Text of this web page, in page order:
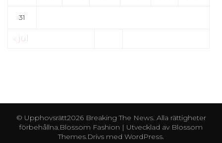
31
« jul
© Upphovsrätt2026 Breaking The News. Alla rättigheter
förbehållna.Blossom Fashion | Utvecklad av Blossom
Themes.Drivs med WordPress.